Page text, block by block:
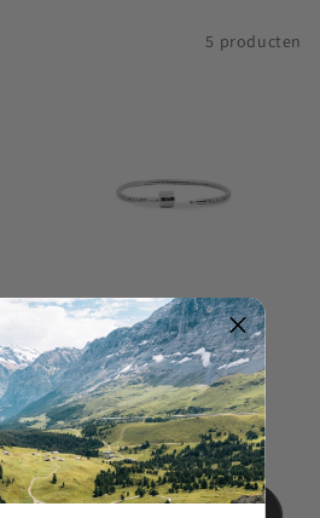
5 producten
Bedel armband zilver
Normale
prijs
€211,00 EUR